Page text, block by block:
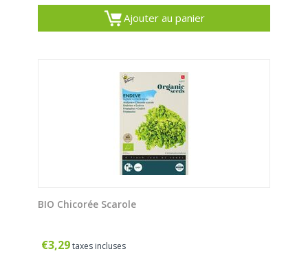
Ajouter au panier
BIO Chicorée Scarole
€3,29taxes incluses